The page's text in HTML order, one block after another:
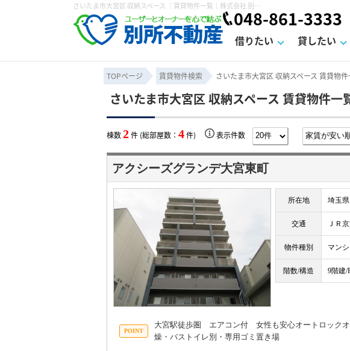
さいたま市大宮区 収納スペース ｜賃貸物件一覧｜株式会社 別所不動産
048-861-3333
借りたい
条件から探す 学区から探す 町名から探
保存した検索条件 賃貸契約までの流れ
貸したい
賃貸管理について 賃貸経営塾 賃貸Q&A
オーナー座談会 賃貸法律相談室
売買物件一覧 購入時の諸費用 購入まで
不動産売却について 住み替え 借地底地
媒介契約の種類 諸費用 仲介と買取の違
よくある質問
入居者様専用ページ 退去申請フォーム
会社概要 スタッフ紹介 お知らせ
個人情報の取り扱い カスタマーハラスメントに対
TOPページ 賃貸物件検索 さいたま市大宮区 収納スペース 賃貸物
さいたま市大宮区 収納スペース 賃貸物件一
棟数2件 (総部屋数： 4件) 表示件数
アクシーズグランデ大宮東町
所在地 埼玉
交通 ＪＲ
物件種別 マン
階数/構造 9階建/
大宮駅徒歩圏 エアコン付 女性も安心オートロック
燥・バストイレ別・専用ゴミ置き場